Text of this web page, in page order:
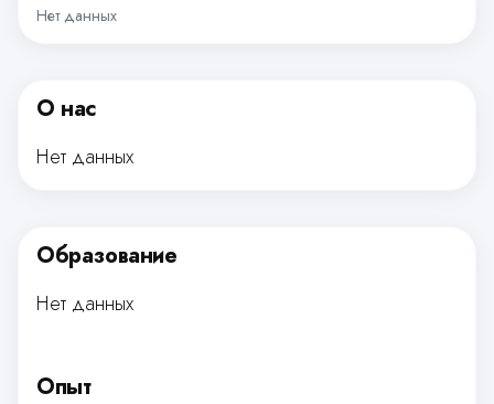
Нет данных
О нас
Нет данных
Образование
Нет данных
Опыт